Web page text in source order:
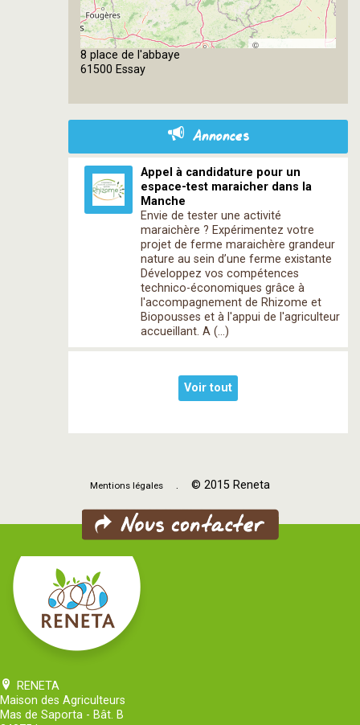
©
8 place de l'abbaye
61500 Essay
Annonces
Appel à candidature pour un
espace-test maraicher dans la
Manche
Envie de tester une activité
maraichère ? Expérimentez votre
projet de ferme maraichère grandeur
nature au sein d’une ferme existante
Développez vos compétences
technico-économiques grâce à
l'accompagnement de Rhizome et
Biopousses et à l'appui de l'agriculteur
accueillant. A (…)
Voir tout
Mentions légales . © 2015 Reneta
RENETA
Maison des Agriculteurs
Mas de Saporta - Bât. B